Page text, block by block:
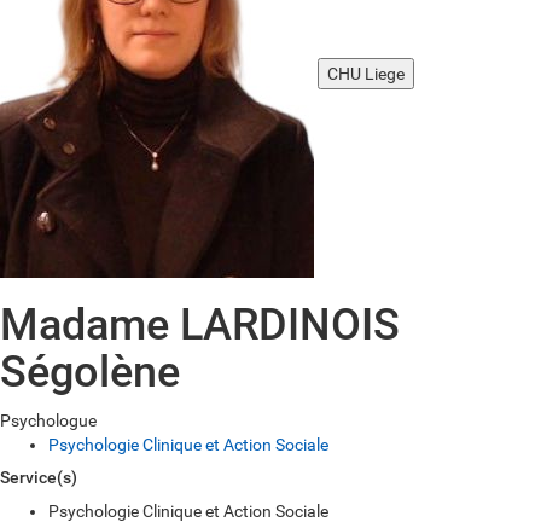
CHU Liege
Madame LARDINOIS
Ségolène
Psychologue
Psychologie Clinique et Action Sociale
Service(s)
Psychologie Clinique et Action Sociale